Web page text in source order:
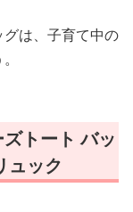
は、子育て中の
トート バッ
ュック